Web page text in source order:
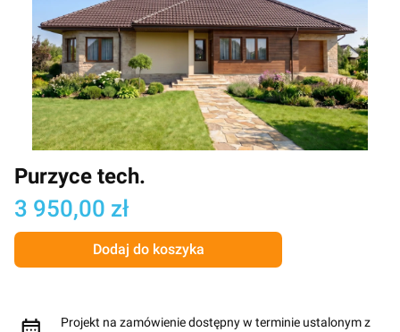
Purzyce tech.
Cena
3 950,00 zł
Dodaj do koszyka
Projekt na zamówienie dostępny w terminie ustalonym z